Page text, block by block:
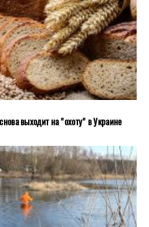
выходит на "охоту" в Украине